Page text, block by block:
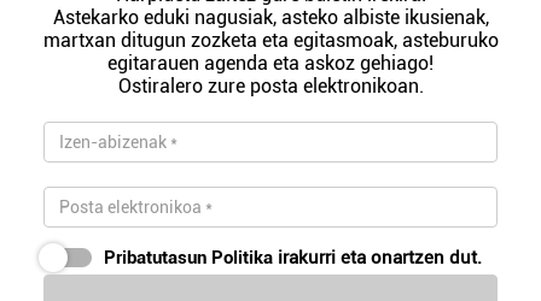
Astekarko eduki nagusiak, asteko albiste ikusienak,
martxan ditugun zozketa eta egitasmoak, asteburuko
egitarauen agenda eta askoz gehiago!
Ostiralero zure posta elektronikoan.
Pribatutasun Politika irakurri eta onartzen dut.